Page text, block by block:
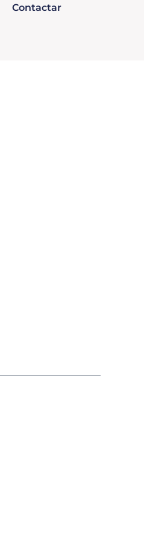
Contactar